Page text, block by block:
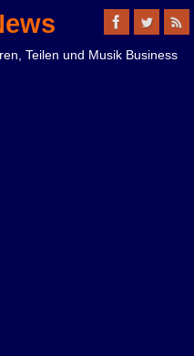
Teilen und Musik Business